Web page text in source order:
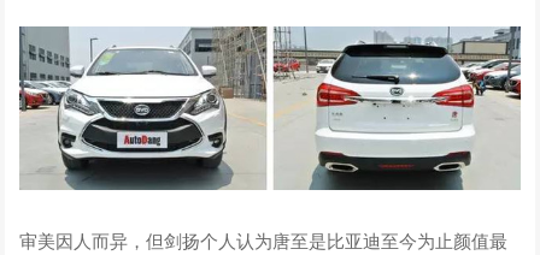
审美因人而异，但剑扬个人认为唐至是比亚迪至今为止颜值最